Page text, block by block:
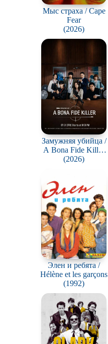
Мыс страха / Cape
Fear
(2026)
Замужняя убийца /
A Bona Fide Killer
(Yubunyeo killeo)
(2026)
Элен и ребята /
Hélène et les garçons
(1992)